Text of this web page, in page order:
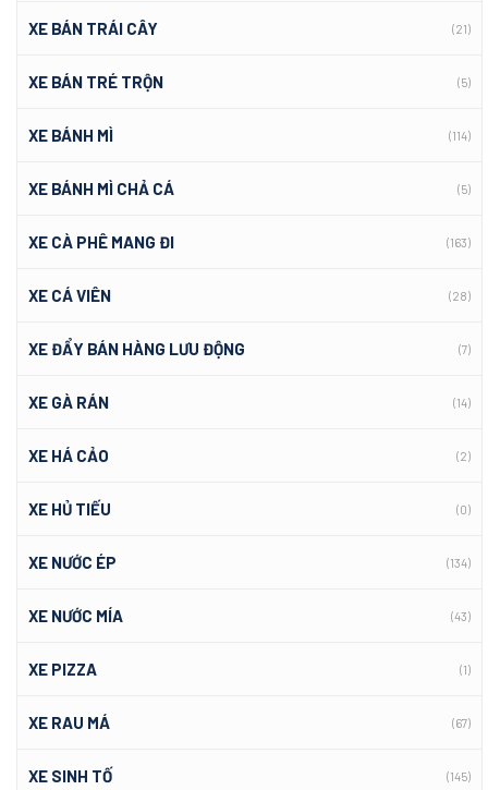
XE BÁN TRÁI CÂY (21)
XE BÁN TRÉ TRỘN (5)
XE BÁNH MÌ (114)
XE BÁNH MÌ CHẢ CÁ (5)
XE CÀ PHÊ MANG ĐI (163)
XE CÁ VIÊN (28)
XE ĐẨY BÁN HÀNG LƯU ĐỘNG (7)
XE GÀ RÁN (14)
XE HÁ CẢO (2)
XE HỦ TIẾU (0)
XE NƯỚC ÉP (134)
XE NƯỚC MÍA (43)
XE PIZZA (1)
XE RAU MÁ (67)
XE SINH TỐ (145)